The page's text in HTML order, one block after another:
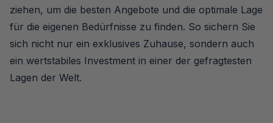
ziehen, um die besten Angebote und die optimale Lage
für die eigenen Bedürfnisse zu finden. So sichern Sie
sich nicht nur ein exklusives Zuhause, sondern auch
ein wertstabiles Investment in einer der gefragtesten
Lagen der Welt.